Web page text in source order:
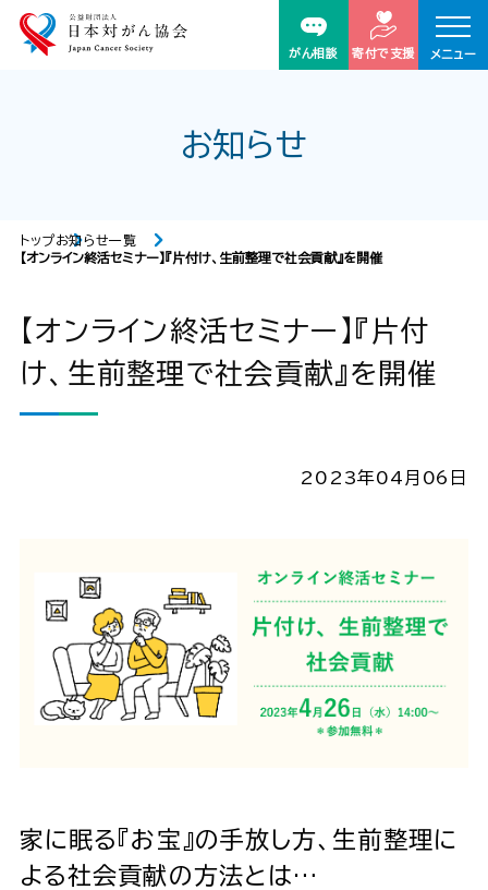
がん相談 寄付で支援 メニュー
お知らせ
トップお知らせ一覧
【オンライン終活セミナー】『片付け、生前整理で社会貢献』を開催
【オンライン終活セミナー】『片付
け、生前整理で社会貢献』を開催
2023年04月06日
家に眠る『お宝』の手放し方、生前整理に
よる社会貢献の方法とは…